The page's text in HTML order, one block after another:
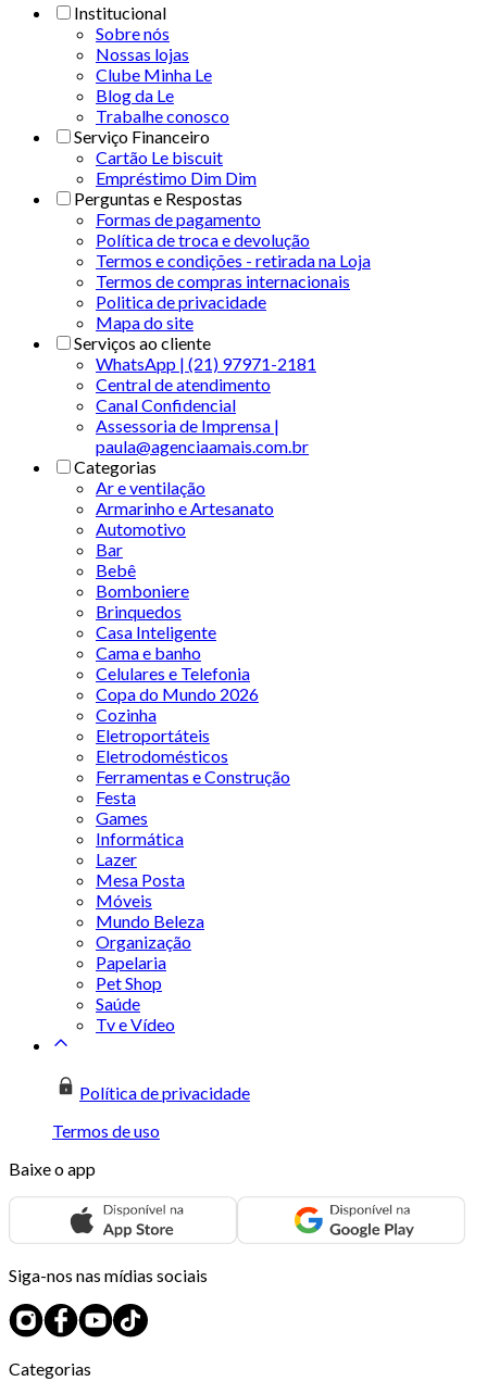
Institucional
Sobre nós
Nossas lojas
Clube Minha Le
Blog da Le
Trabalhe conosco
Serviço Financeiro
Cartão Le biscuit
Empréstimo Dim Dim
Perguntas e Respostas
Formas de pagamento
Política de troca e devolução
Termos e condições - retirada na Loja
Termos de compras internacionais
Politica de privacidade
Mapa do site
Serviços ao cliente
WhatsApp | (21) 97971-2181
Central de atendimento
Canal Confidencial
Assessoria de Imprensa |
paula@agenciaamais.com.br
Categorias
Ar e ventilação
Armarinho e Artesanato
Automotivo
Bar
Bebê
Bomboniere
Brinquedos
Casa Inteligente
Cama e banho
Celulares e Telefonia
Copa do Mundo 2026
Cozinha
Eletroportáteis
Eletrodomésticos
Ferramentas e Construção
Festa
Games
Informática
Lazer
Mesa Posta
Móveis
Mundo Beleza
Organização
Papelaria
Pet Shop
Saúde
Tv e Vídeo
Política de privacidade
Termos de uso
Baixe o app
Siga-nos nas mídias sociais
Categorias